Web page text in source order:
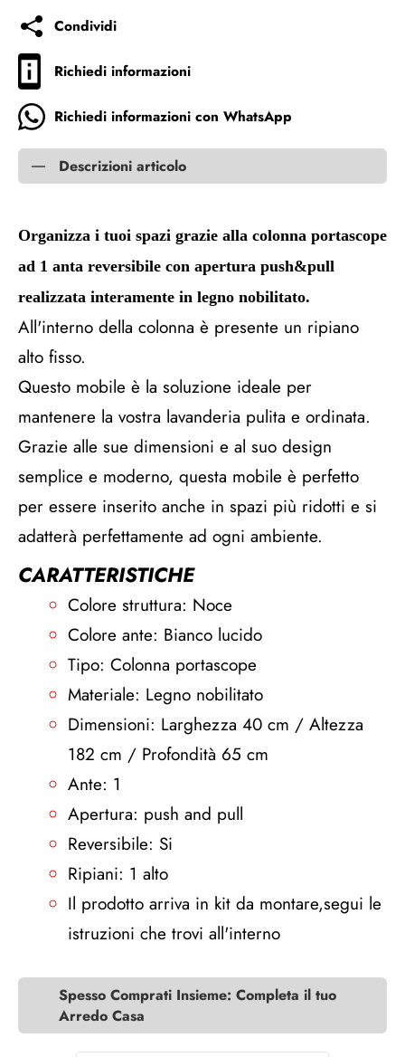
Condividi
Richiedi informazioni
Richiedi informazioni con WhatsApp
Descrizioni articolo
Organizza i tuoi spazi grazie alla colonna portascope
ad 1 anta reversibile con apertura push&pull
realizzata interamente in legno nobilitato.
All'interno della colonna è presente un ripiano
alto fisso.
Questo mobile è la soluzione ideale per
mantenere la vostra lavanderia pulita e ordinata.
Grazie alle sue dimensioni e al suo design
semplice e moderno, questa mobile è perfetto
per essere inserito anche in spazi più ridotti e si
adatterà perfettamente ad ogni ambiente.
CARATTERISTICHE
Colore struttura: Noce
Colore ante: Bianco lucido
Tipo: Colonna portascope
Materiale: Legno nobilitato
Dimensioni: Larghezza 40 cm / Altezza
182 cm / Profondità 65 cm
Ante: 1
Apertura: push and pull
Reversibile: Si
Ripiani: 1 alto
Il prodotto arriva in kit da montare,segui le
istruzioni che trovi all'interno
Spesso Comprati Insieme: Completa il tuo
Arredo Casa